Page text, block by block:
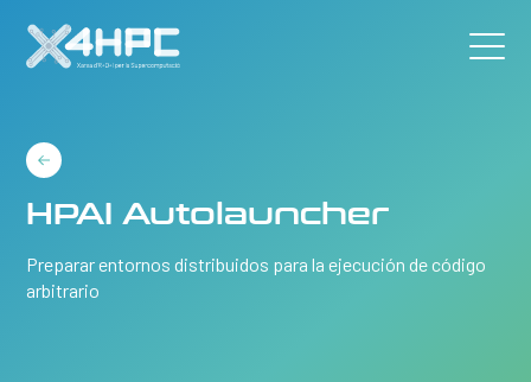
HPAI Autolauncher
Preparar entornos distribuidos para la ejecución de código
arbitrario